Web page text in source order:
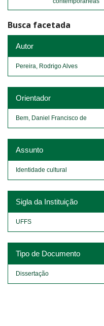
Busca facetada
Autor
Pereira, Rodrigo Alves
Orientador
Bem, Daniel Francisco de
Assunto
Identidade cultural
Sigla da Instituição
UFFS
Tipo de Documento
Dissertação